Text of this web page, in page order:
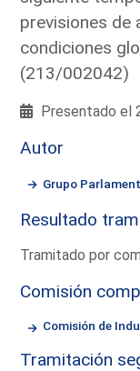
previsiones de
condiciones
(213/002042)
Presentado el
Autor
Grupo
Resultado
Tramitado por
Comisión
Comisión de
Tramitación